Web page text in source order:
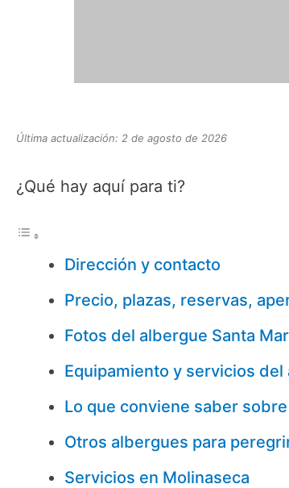
Última actualización: 2 de agosto de 2026
¿Qué hay aquí para ti?
Dirección y contacto
Precio, plazas, reservas,
Fotos del albergue Santa
Equipamiento y servicios del
Lo que conviene saber
Otros albergues para
Servicios en Molinaseca